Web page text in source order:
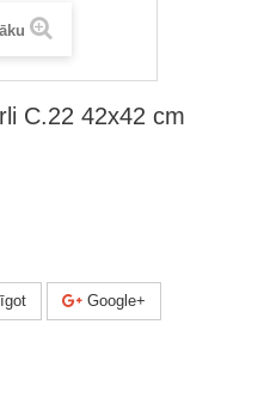
C.22 42x42 cm
Google+